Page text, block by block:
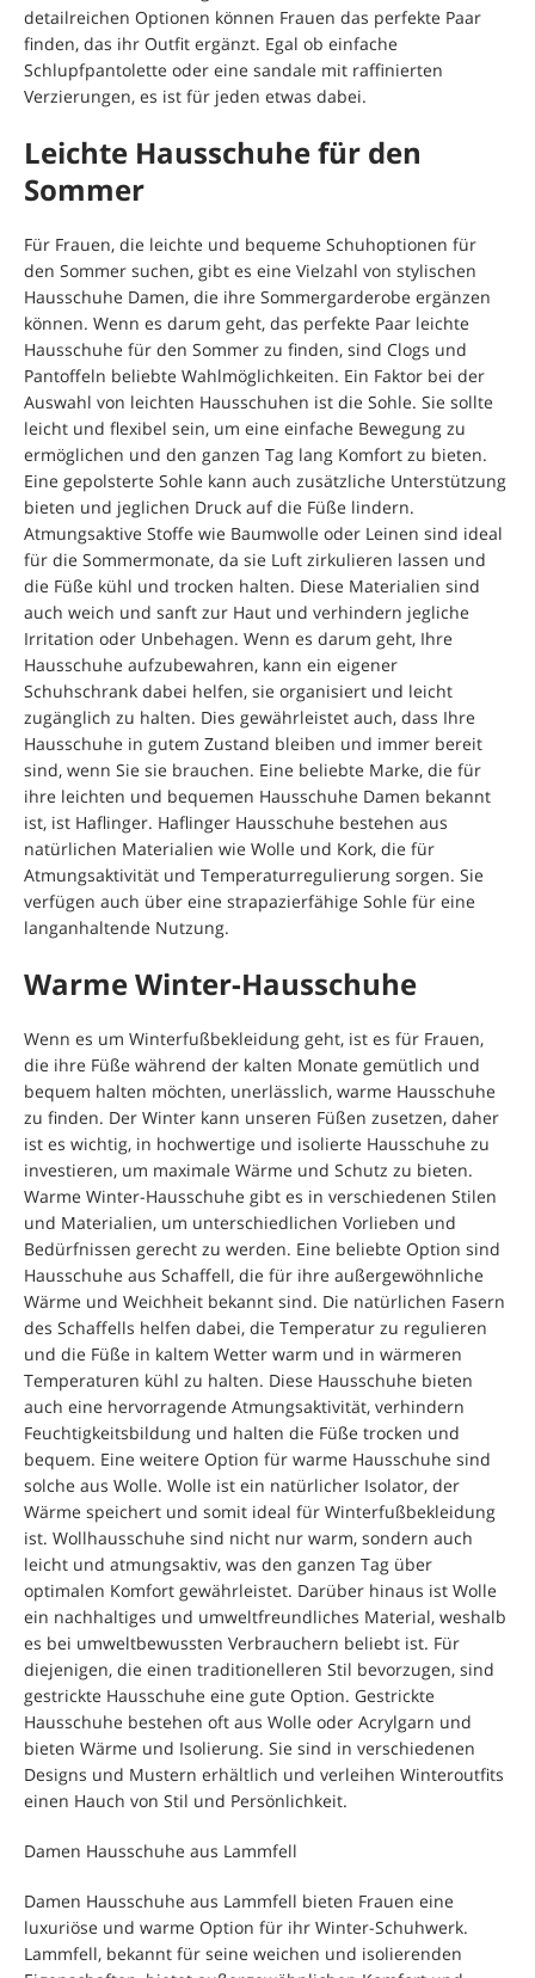
detailreichen Optionen können Frauen das perfekte Paar
finden, das ihr Outfit ergänzt. Egal ob einfache
Schlupfpantolette oder eine sandale mit raffinierten
Verzierungen, es ist für jeden etwas dabei.
Leichte Hausschuhe für den
Sommer
Für Frauen, die leichte und bequeme Schuhoptionen für
den Sommer suchen, gibt es eine Vielzahl von stylischen
Hausschuhe Damen, die ihre Sommergarderobe ergänzen
können. Wenn es darum geht, das perfekte Paar leichte
Hausschuhe für den Sommer zu finden, sind Clogs und
Pantoffeln beliebte Wahlmöglichkeiten. Ein Faktor bei der
Auswahl von leichten Hausschuhen ist die Sohle. Sie sollte
leicht und flexibel sein, um eine einfache Bewegung zu
ermöglichen und den ganzen Tag lang Komfort zu bieten.
Eine gepolsterte Sohle kann auch zusätzliche Unterstützung
bieten und jeglichen Druck auf die Füße lindern.
Atmungsaktive Stoffe wie Baumwolle oder Leinen sind ideal
für die Sommermonate, da sie Luft zirkulieren lassen und
die Füße kühl und trocken halten. Diese Materialien sind
auch weich und sanft zur Haut und verhindern jegliche
Irritation oder Unbehagen. Wenn es darum geht, Ihre
Hausschuhe aufzubewahren, kann ein eigener
Schuhschrank dabei helfen, sie organisiert und leicht
zugänglich zu halten. Dies gewährleistet auch, dass Ihre
Hausschuhe in gutem Zustand bleiben und immer bereit
sind, wenn Sie sie brauchen. Eine beliebte Marke, die für
ihre leichten und bequemen Hausschuhe Damen bekannt
ist, ist Haflinger. Haflinger Hausschuhe bestehen aus
natürlichen Materialien wie Wolle und Kork, die für
Atmungsaktivität und Temperaturregulierung sorgen. Sie
verfügen auch über eine strapazierfähige Sohle für eine
langanhaltende Nutzung.
Warme Winter-Hausschuhe
Wenn es um Winterfußbekleidung geht, ist es für Frauen,
die ihre Füße während der kalten Monate gemütlich und
bequem halten möchten, unerlässlich, warme Hausschuhe
zu finden. Der Winter kann unseren Füßen zusetzen, daher
ist es wichtig, in hochwertige und isolierte Hausschuhe zu
investieren, um maximale Wärme und Schutz zu bieten.
Warme Winter-Hausschuhe gibt es in verschiedenen Stilen
und Materialien, um unterschiedlichen Vorlieben und
Bedürfnissen gerecht zu werden. Eine beliebte Option sind
Hausschuhe aus Schaffell, die für ihre außergewöhnliche
Wärme und Weichheit bekannt sind. Die natürlichen Fasern
des Schaffells helfen dabei, die Temperatur zu regulieren
und die Füße in kaltem Wetter warm und in wärmeren
Temperaturen kühl zu halten. Diese Hausschuhe bieten
auch eine hervorragende Atmungsaktivität, verhindern
Feuchtigkeitsbildung und halten die Füße trocken und
bequem. Eine weitere Option für warme Hausschuhe sind
solche aus Wolle. Wolle ist ein natürlicher Isolator, der
Wärme speichert und somit ideal für Winterfußbekleidung
ist. Wollhausschuhe sind nicht nur warm, sondern auch
leicht und atmungsaktiv, was den ganzen Tag über
optimalen Komfort gewährleistet. Darüber hinaus ist Wolle
ein nachhaltiges und umweltfreundliches Material, weshalb
es bei umweltbewussten Verbrauchern beliebt ist. Für
diejenigen, die einen traditionelleren Stil bevorzugen, sind
gestrickte Hausschuhe eine gute Option. Gestrickte
Hausschuhe bestehen oft aus Wolle oder Acrylgarn und
bieten Wärme und Isolierung. Sie sind in verschiedenen
Designs und Mustern erhältlich und verleihen Winteroutfits
einen Hauch von Stil und Persönlichkeit.
Damen Hausschuhe aus Lammfell
Damen Hausschuhe aus Lammfell bieten Frauen eine
luxuriöse und warme Option für ihr Winter-Schuhwerk.
Lammfell, bekannt für seine weichen und isolierenden